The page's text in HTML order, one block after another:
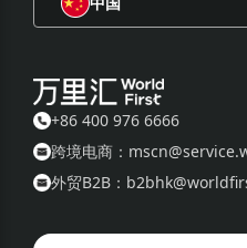
1.9 “推荐奖励金”
1.11 “被推荐人奖励标准”
1.12 “万里汇”
+86 400 976 6666
跨境电商：
外贸B2B：